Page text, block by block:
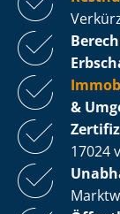
&
17024